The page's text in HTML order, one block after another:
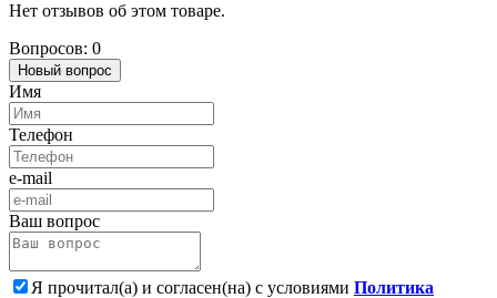
Нет отзывов об этом товаре.
Вопросов: 0
Новый вопрос
Имя
Телефон
e-mail
Ваш вопрос
Я прочитал(а) и согласен(на) с условиями Политика